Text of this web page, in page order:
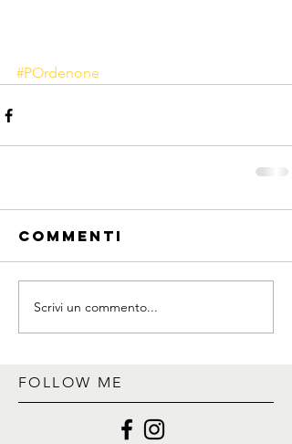
#POrdenone
Commenti
Scrivi un commento...
FOLLOW ME